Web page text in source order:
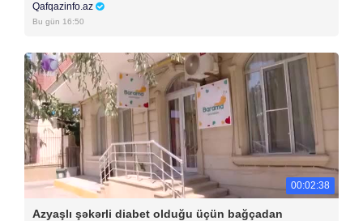
Qafqazinfo.az
Bu gün 16:50
00:02:38
Azyaşlı şəkərli diabet olduğu üçün bağçadan